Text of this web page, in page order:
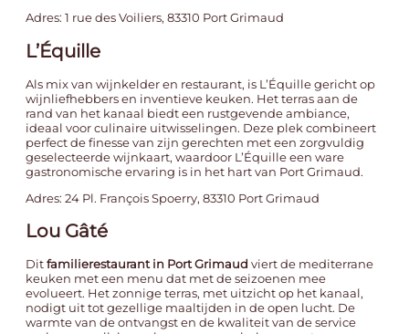
Adres: 1 rue des Voiliers, 83310 Port Grimaud
L’Équille
Als mix van wijnkelder en restaurant, is L’Équille gericht op
wijnliefhebbers en inventieve keuken. Het terras aan de
rand van het kanaal biedt een rustgevende ambiance,
ideaal voor culinaire uitwisselingen. Deze plek combineert
perfect de finesse van zijn gerechten met een zorgvuldig
geselecteerde wijnkaart, waardoor L’Équille een ware
gastronomische ervaring is in het hart van Port Grimaud.
Adres: 24 Pl. François Spoerry, 83310 Port Grimaud
Lou Gâté
Ditfamilierestaurant in Port Grimaud viert de mediterrane
keuken met een menu dat met de seizoenen mee
evolueert. Het zonnige terras, met uitzicht op het kanaal,
nodigt uit tot gezellige maaltijden in de open lucht. De
warmte van de ontvangst en de kwaliteit van de service